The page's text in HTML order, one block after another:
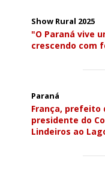
Show Rural 2025
"O Paraná vive
crescendo com
Paraná
França, prefeito
presidente do
Lindeiros ao